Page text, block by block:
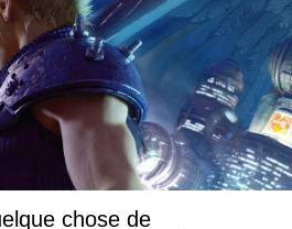
chose de